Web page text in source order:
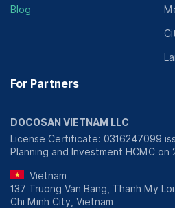
Blog
For Partners
DOCOSAN VIETNAM LLC
License Certificate: 0316247099
Planning and Investment HCMC on
Vietnam
137 Truong Van Bang, Thanh My
Chi Minh City, Vietnam